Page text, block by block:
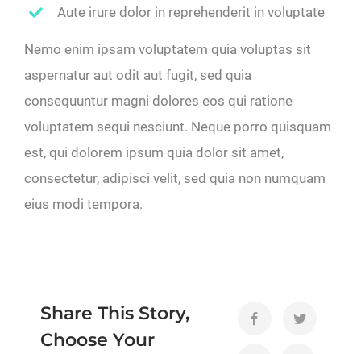
Aute irure dolor in reprehenderit in voluptate
Nemo enim ipsam voluptatem quia voluptas sit
aspernatur aut odit aut fugit, sed quia
consequuntur magni dolores eos qui ratione
voluptatem sequi nesciunt. Neque porro quisquam
est, qui dolorem ipsum quia dolor sit amet,
consectetur, adipisci velit, sed quia non numquam
eius modi tempora.
Share This Story,
Choose Your